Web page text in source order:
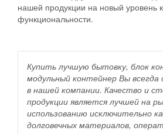
нашей продукции на новый уровень
функциональности.
Купить лучшую бытовку, блок
модульный контейнер Вы
в нашей компании. Качество и
продукции является лучшей на
использованию исключительно
долговечных материалов,